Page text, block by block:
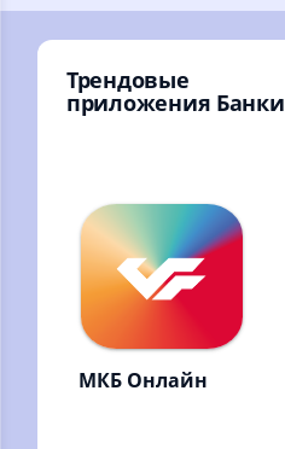
Росбанка для
физических лиц.
Трендовые
приложения Банки
МКБ Онлайн